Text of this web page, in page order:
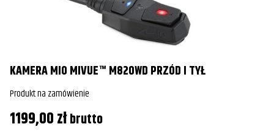
KAMERA MIO MIVUE™ M820WD PRZÓD I TYŁ
Produkt na zamówienie
1199,00złbrutto